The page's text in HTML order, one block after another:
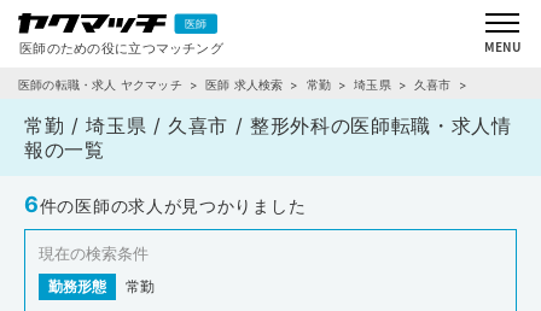
医師の転職・求人 ヤクマッチ 医師 求人検索 常勤 埼玉県 久喜市
整形外科
常勤 / 埼玉県 / 久喜市 / 整形外科の医師転職・求人情
報の一覧
6件の医師の求人が見つかりました
現在の検索条件
勤務形態 常勤